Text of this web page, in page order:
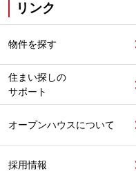
リンク
物件を探す
住まい探しの
サポート
オープンハウスについて
採用情報